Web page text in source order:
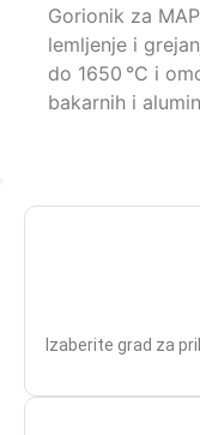
Gorionik za
lemljenje i
do 1650 °C i
bakarnih i
Izaberite grad za